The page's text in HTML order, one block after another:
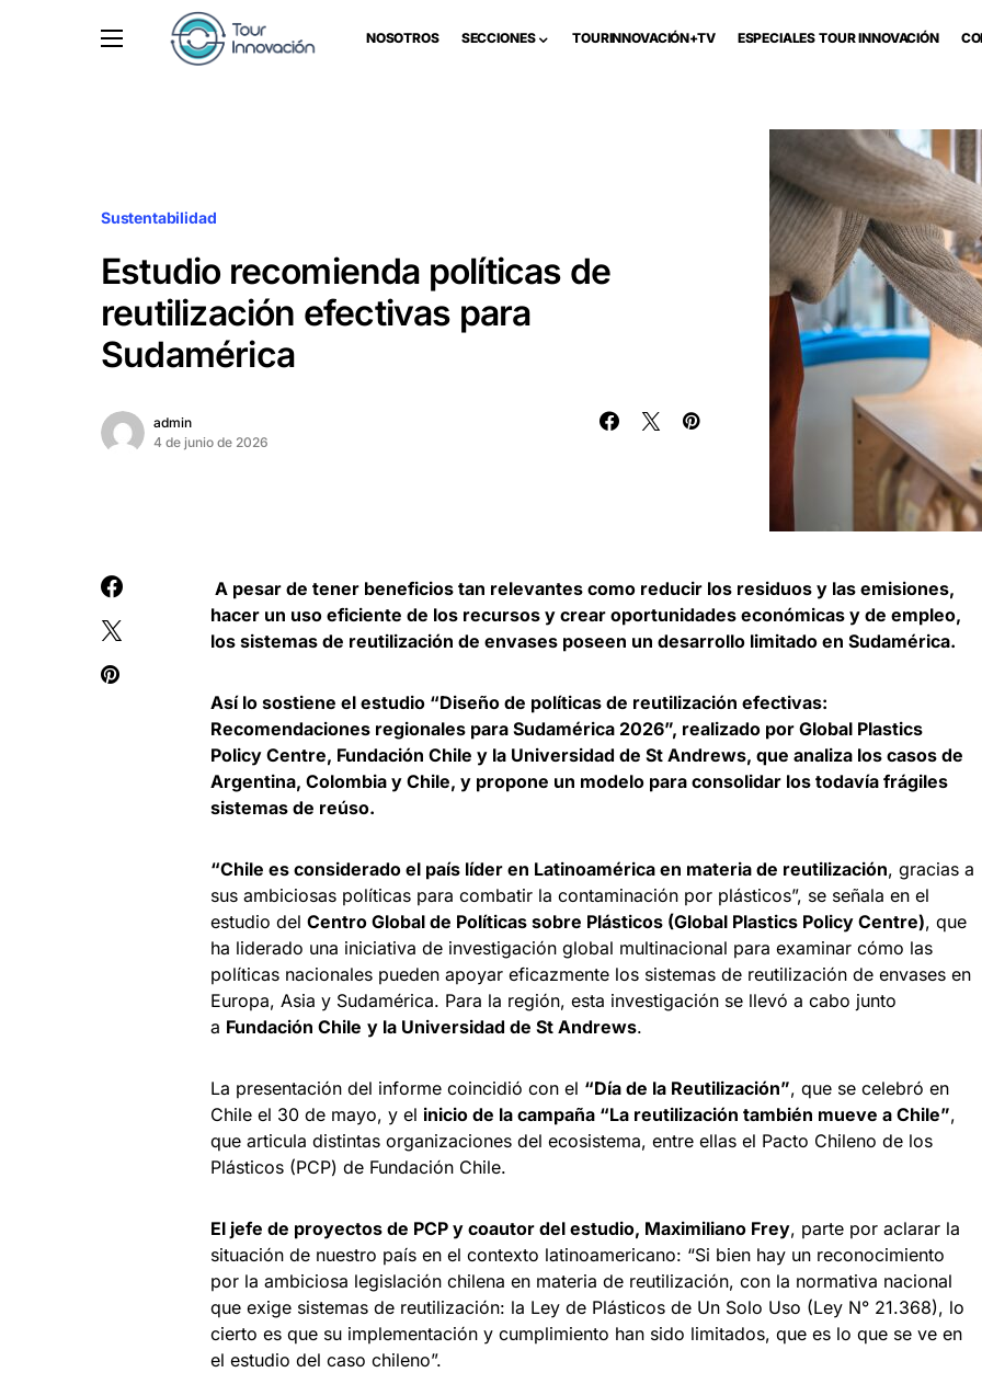
NOSOTROS SECCIONES TOURINNOVACIÓN+TV ESPECIALES TOUR INNOVACIÓN
Sustentabilidad
Estudio recomienda políticas de
reutilización efectivas para
Sudamérica
admin
4 de junio de 2026
A pesar de tener beneficios tan relevantes como reducir los residuos y las emisiones,
hacer un uso eficiente de los recursos y crear oportunidades económicas y de empleo,
los sistemas de reutilización de envases poseen un desarrollo limitado en Sudamérica.
Así lo sostiene el estudio “Diseño de políticas de reutilización efectivas:
Recomendaciones regionales para Sudamérica 2026”, realizado por Global Plastics
Policy Centre, Fundación Chile y la Universidad de St Andrews, que analiza los casos de
Argentina, Colombia y Chile, y propone un modelo para consolidar los todavía frágiles
sistemas de reúso.
“Chile es considerado el país líder en Latinoamérica en materia de reutilización, gracias a
sus ambiciosas políticas para combatir la contaminación por plásticos”, se señala en el
estudio del Centro Global de Políticas sobre Plásticos (Global Plastics Policy Centre), que
ha liderado una iniciativa de investigación global multinacional para examinar cómo las
políticas nacionales pueden apoyar eficazmente los sistemas de reutilización de envases en
Europa, Asia y Sudamérica. Para la región, esta investigación se llevó a cabo junto
a Fundación Chile y la Universidad de St Andrews.
La presentación del informe coincidió con el “Día de la Reutilización”, que se celebró en
Chile el 30 de mayo, y el inicio de la campaña “La reutilización también mueve a Chile”,
que articula distintas organizaciones del ecosistema, entre ellas el Pacto Chileno de los
Plásticos (PCP) de Fundación Chile.
El jefe de proyectos de PCP y coautor del estudio, Maximiliano Frey, parte por aclarar la
situación de nuestro país en el contexto latinoamericano: “Si bien hay un reconocimiento
por la ambiciosa legislación chilena en materia de reutilización, con la normativa nacional
que exige sistemas de reutilización: la Ley de Plásticos de Un Solo Uso (Ley N° 21.368), lo
cierto es que su implementación y cumplimiento han sido limitados, que es lo que se ve en
el estudio del caso chileno”.